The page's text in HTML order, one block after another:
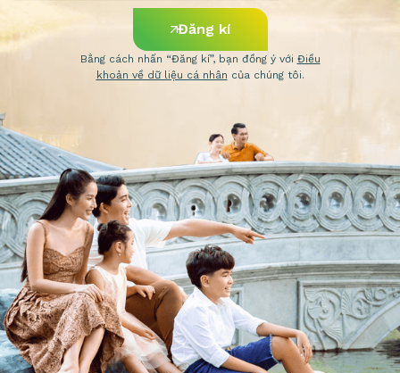
Bằng cách nhấn “Đăng kí”, bạn đồng ý với Điều
khoản về dữ liệu cá nhân của chúng tôi.
Đăng kí